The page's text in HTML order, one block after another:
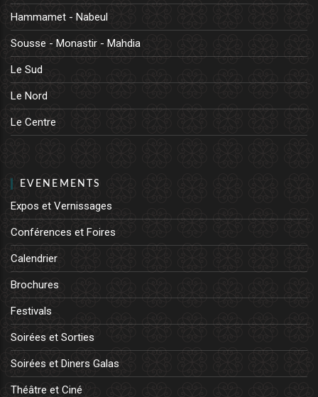
Hammamet - Nabeul
Sousse - Monastir - Mahdia
Le Sud
Le Nord
Le Centre
EVENEMENTS
Expos et Vernissages
Conférences et Foires
Calendrier
Brochures
Festivals
Soirées et Sorties
Soirées et Diners Galas
Théâtre et Ciné